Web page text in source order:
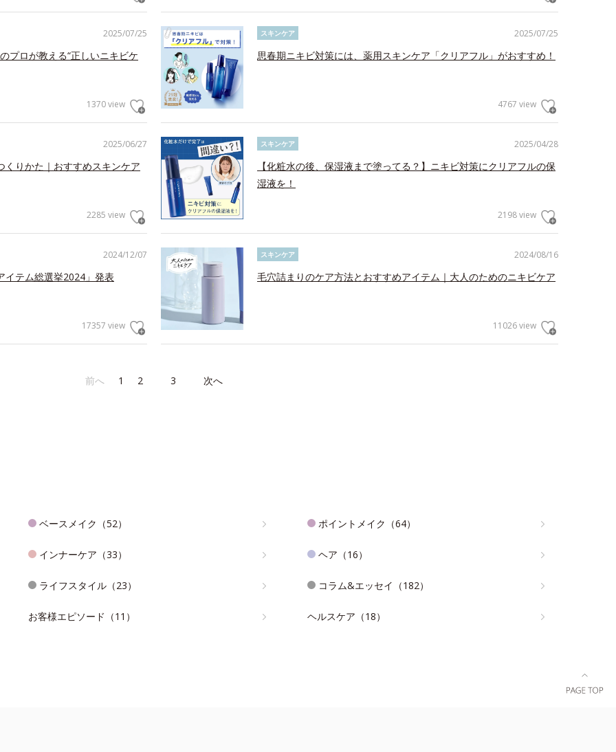
2025/07/25
プロが教える“正しいニキビケ
1370 view
2025/07/25
スキンケア
思春期ニキビ対策には、薬用スキンケア「クリアフル」がおすすめ！
4767 view
2025/06/27
りかた｜おすすめスキンケア
2285 view
2025/04/28
スキンケア
【化粧水の後、保湿液まで塗ってる？】ニキビ対策にクリアフルの保
湿液を！
2198 view
2024/12/07
イテム総選挙2024」発表
17357 view
2024/08/16
スキンケア
毛穴詰まりのケア方法とおすすめアイテム｜大人のためのニキビケア
11026 view
前へ 1 2 3 次へ
ベースメイク（52） ポイントメイク（64）
インナーケア（33） ヘア（16）
ライフスタイル（23） コラム&エッセイ（182）
お客様エピソード（11） ヘルスケア（18）